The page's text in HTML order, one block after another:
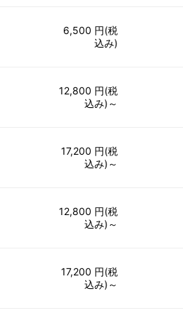
6,500 円(税
込み)
12,800 円(税
込み)～
17,200 円(税
込み)～
12,800 円(税
込み)～
17,200 円(税
込み)～